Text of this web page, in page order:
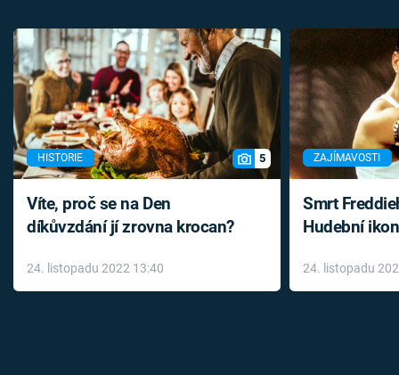
HISTORIE 5
Víte, proč se na Den
díkůvzdání jí zrovna krocan?
24. listopadu 2022 13:40
ZAJÍMAVOSTI
Smrt
Hudební
léky
24. listopadu